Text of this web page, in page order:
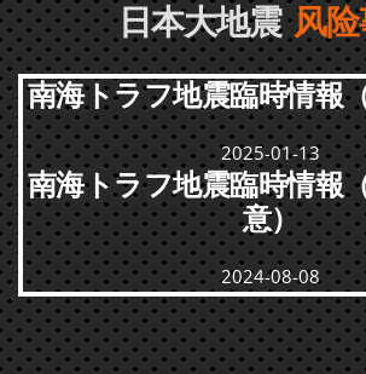
日本大地震 风
南海トラフ地震臨時情報
2025-01-13
南海トラフ地震臨時情報
意）
2024-08-08